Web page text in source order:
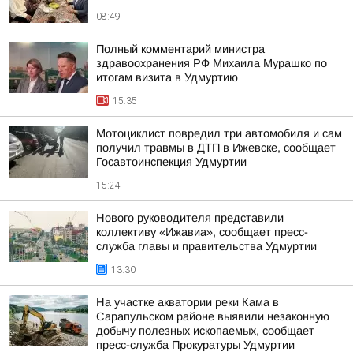
08:49
Полный комментарий министра
здравоохранения РФ Михаила Мурашко по
итогам визита в Удмуртию
15:35
Мотоциклист повредил три автомобиля и сам
получил травмы в ДТП в Ижевске, сообщает
Госавтоинспекция Удмуртии
15:24
Нового руководителя представили
коллективу «Ижавиа», сообщает пресс-
служба главы и правительства Удмуртии
13:30
На участке акватории реки Кама в
Сарапульском районе выявили незаконную
добычу полезных ископаемых, сообщает
пресс-служба Прокуратуры Удмуртии